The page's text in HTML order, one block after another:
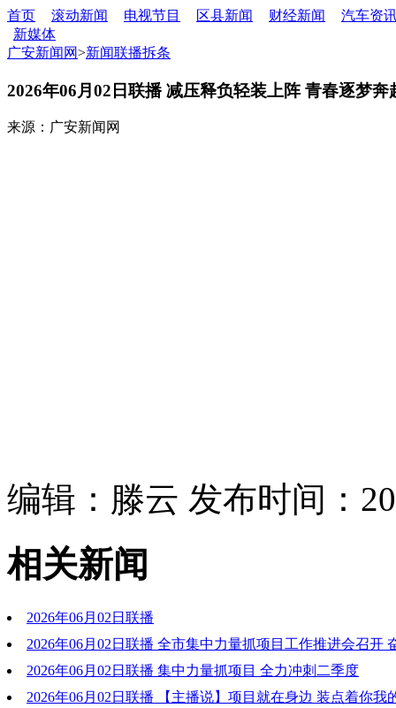
首页 滚动新闻 电视节目 区县新闻 财经新闻
汽车资
新媒体
广安新闻网>新闻联播拆条
2026年06月02日联播 减压释负轻装上阵 青春逐梦奔
来源：广安新闻网
编辑：滕云 发布时间：
相关新闻
2026年06月02日联播
2026年06月02日联播 全市集中力量抓项目工作推进会召开
拼搏“双过半” 以项目建设之进促经济量质齐升 张彤出席并讲
德出席
2026年06月02日联播 集中力量抓项目 全力冲刺二季度
2026年06月02日联播 【主播说】项目就在身边 装点着你我